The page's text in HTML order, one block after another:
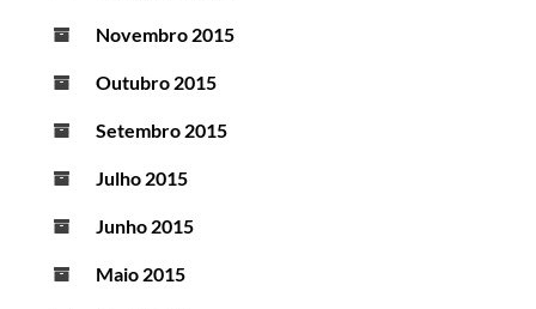
Novembro 2015
Outubro 2015
Setembro 2015
Julho 2015
Junho 2015
Maio 2015